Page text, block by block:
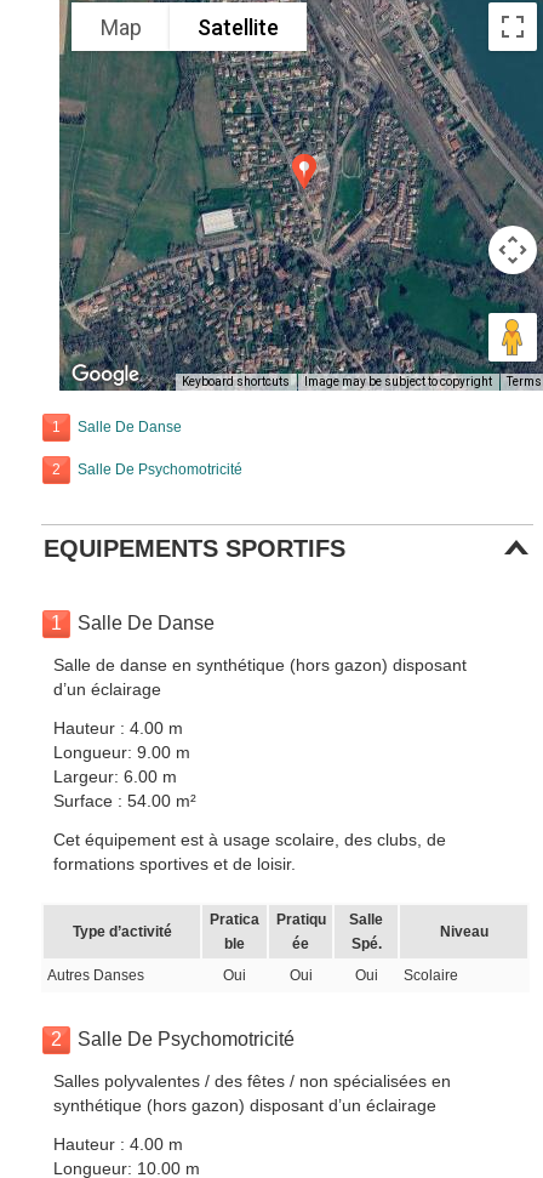
Map Satellite
Keyboard shortcuts Image may be subject to copyright Terms
1 Salle De Danse
2 Salle De Psychomotricité
EQUIPEMENTS SPORTIFS
1 Salle De Danse
Salle de danse en synthétique (hors gazon) disposant
d’un éclairage
Hauteur : 4.00 m
Longueur: 9.00 m
Largeur: 6.00 m
Surface : 54.00 m²
Cet équipement est à usage scolaire, des clubs, de
formations sportives et de loisir.
Type d’activité
Pratica
ble
Pratiqu
ée
Salle
Spé.
Niveau
Autres Danses Oui Oui Oui Scolaire
2 Salle De Psychomotricité
Salles polyvalentes / des fêtes / non spécialisées en
synthétique (hors gazon) disposant d’un éclairage
Hauteur : 4.00 m
Longueur: 10.00 m